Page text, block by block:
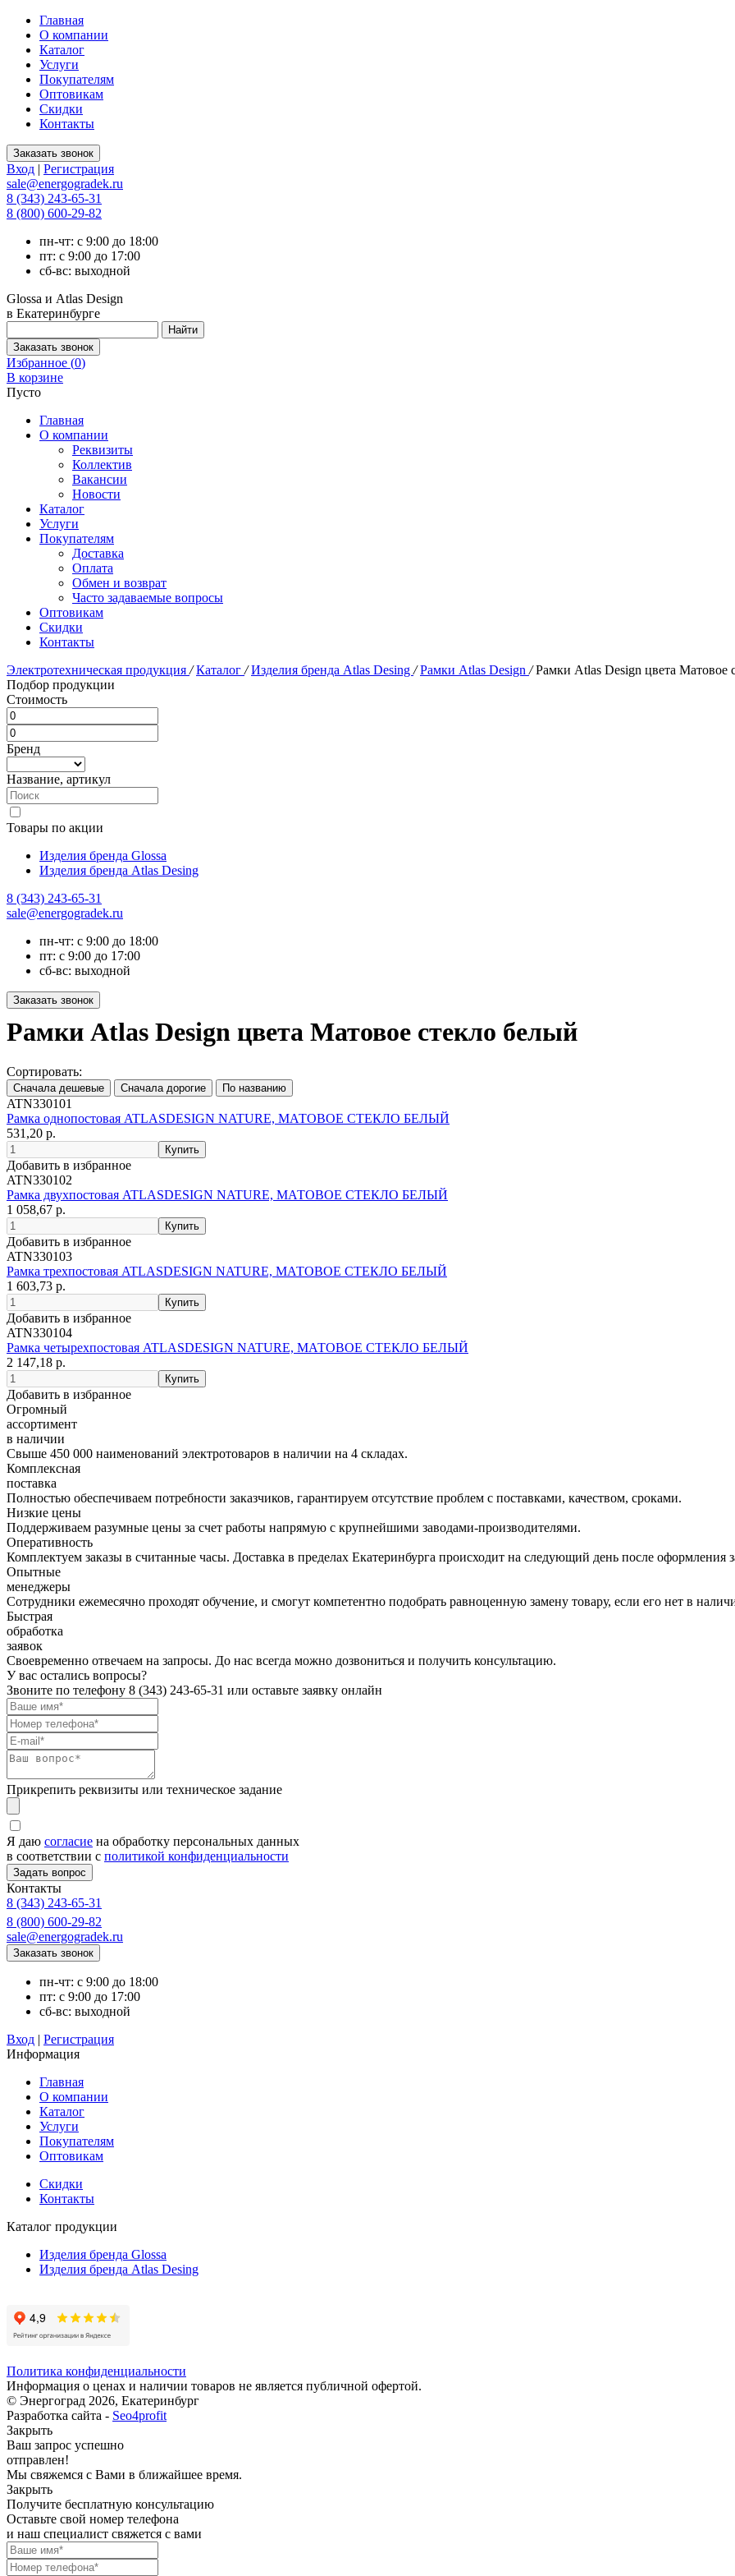
Главная
О компании
Каталог
Услуги
Покупателям
Оптовикам
Скидки
Контакты
Вход | Регистрация
sale@energogradek.ru
8 (343) 243-65-31
8 (800) 600-29-82
пн-чт: с 9:00 до 18:00
пт: с 9:00 до 17:00
сб-вс: выходной
Glossa и Atlas Design
в Екатеринбурге
Избранное (0)
В корзине
Пусто
Главная
О компании
Реквизиты
Коллектив
Вакансии
Новости
Каталог
Услуги
Покупателям
Доставка
Оплата
Обмен и возврат
Часто задаваемые вопросы
Оптовикам
Скидки
Контакты
Электротехническая продукция / Каталог / Изделия бренда Atlas Desing / Рамки Atlas Design / Рамки Atlas Design цвета Матовое
Подбор продукции
Стоимость
Бренд
Название, артикул
Товары по акции
Изделия бренда Glossa
Изделия бренда Atlas Desing
8 (343) 243-65-31
sale@energogradek.ru
пн-чт: с 9:00 до 18:00
пт: с 9:00 до 17:00
сб-вс: выходной
Рамки Atlas Design цвета Матовое стекло белый
Сортировать:
ATN330101
Рамка однопостовая ATLASDESIGN NATURE, МАТОВОЕ СТЕКЛО БЕЛЫЙ
531,20 р.
Добавить в избранное
ATN330102
Рамка двухпостовая ATLASDESIGN NATURE, МАТОВОЕ СТЕКЛО БЕЛЫЙ
1 058,67 р.
Добавить в избранное
ATN330103
Рамка трехпостовая ATLASDESIGN NATURE, МАТОВОЕ СТЕКЛО БЕЛЫЙ
1 603,73 р.
Добавить в избранное
ATN330104
Рамка четырехпостовая ATLASDESIGN NATURE, МАТОВОЕ СТЕКЛО БЕЛЫЙ
2 147,18 р.
Добавить в избранное
Огромный
ассортимент
в наличии
Свыше 450 000 наименований электротоваров в наличии на 4 складах.
Комплексная
поставка
Полностью обеспечиваем потребности заказчиков, гарантируем отсутствие проблем с поставками, качеством, сроками.
Низкие цены
Поддерживаем разумные цены за счет работы напрямую с крупнейшими заводами-производителями.
Оперативность
Комплектуем заказы в считанные часы. Доставка в пределах Екатеринбурга происходит на следующий день после оформления
Опытные
менеджеры
Сотрудники ежемесячно проходят обучение, и смогут компетентно подобрать равноценную замену товару, если его нет в
Быстрая
обработка
заявок
Своевременно отвечаем на запросы. До нас всегда можно дозвониться и получить консультацию.
У вас остались вопросы?
Звоните по телефону 8 (343) 243-65-31 или оставьте заявку онлайн
Прикрепить реквизиты или техническое задание
Я даю согласие на обработку персональных данных
в соответствии с политикой конфиденциальности
Контакты
8 (343) 243-65-31
8 (800) 600-29-82
sale@energogradek.ru
пн-чт: с 9:00 до 18:00
пт: с 9:00 до 17:00
сб-вс: выходной
Вход | Регистрация
Информация
Главная
О компании
Каталог
Услуги
Покупателям
Оптовикам
Скидки
Контакты
Каталог продукции
Изделия бренда Glossa
Изделия бренда Atlas Desing
Политика конфиденциальности
Информация о ценах и наличии товаров не является публичной офертой.
© Энергоград 2026, Екатеринбург
Разработка сайта - Seo4profit
Закрыть
Ваш запрос успешно
отправлен!
Мы свяжемся с Вами в ближайшее время.
Закрыть
Получите бесплатную консультацию
Оставьте свой номер телефона
и наш специалист свяжется с вами